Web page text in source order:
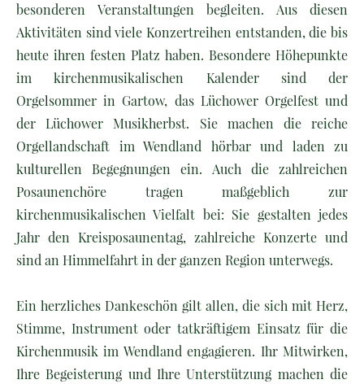
besonderen Veranstaltungen begleiten. Aus diesen
Aktivitäten sind viele Konzertreihen entstanden, die bis
heute ihren festen Platz haben. Besondere Höhepunkte
im kirchenmusikalischen Kalender sind der
Orgelsommer in Gartow, das Lüchower Orgelfest und
der Lüchower Musikherbst. Sie machen die reiche
Orgellandschaft im Wendland hörbar und laden zu
kulturellen Begegnungen ein. Auch die zahlreichen
Posaunenchöre tragen maßgeblich zur
kirchenmusikalischen Vielfalt bei: Sie gestalten jedes
Jahr den Kreisposaunentag, zahlreiche Konzerte und
sind an Himmelfahrt in der ganzen Region unterwegs.
Ein herzliches Dankeschön gilt allen, die sich mit Herz,
Stimme, Instrument oder tatkräftigem Einsatz für die
Kirchenmusik im Wendland engagieren. Ihr Mitwirken,
Ihre Begeisterung und Ihre Unterstützung machen die